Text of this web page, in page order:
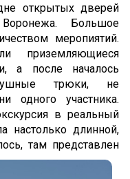
открытых дверей
Воронежа. Большое
меропиятий.
приземляющиеся
а после началось
трюки, не
одного участника.
в реальный
настолько длинной,
там представлен